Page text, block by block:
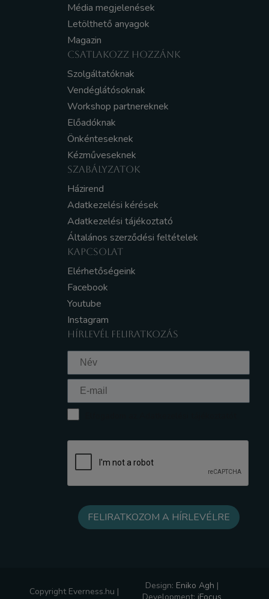
Média megjelenések
Letölthető anyagok
Magazin
CSATLAKOZZ HOZZÁNK
Szolgáltatóknak
Vendéglátósoknak
Workshop partnereknek
Előadóknak
Önkénteseknek
Kézműveseknek
SZABÁLYZATOK
Házirend
Adatkezelési kérések
Adatkezelési tájékoztató
Általános szerződési feltételek
KAPCSOLAT
Elérhetőségeink
Facebook
Youtube
Instagram
HÍRLEVÉL FELIRATKOZÁS
Copyright Everness.hu |
Design: Eniko Agh |